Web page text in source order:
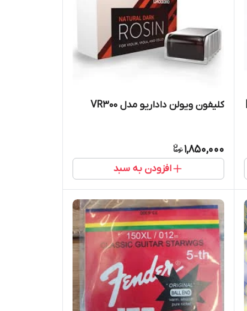
کلیفون ویولن داداریو مدل VR300
1,850,000
افزودن به سبد